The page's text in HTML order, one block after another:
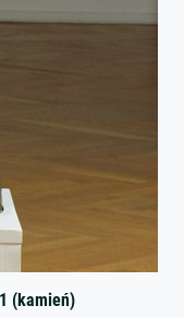
(kamień)